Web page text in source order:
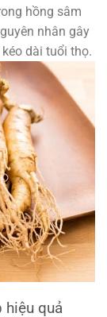
hồng sâm
nhân gây
dài tuổi thọ.
hiệu quả